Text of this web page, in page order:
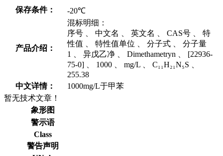
保存条件： -20℃
产品介绍：
混标明细：
序号 、 中文名 、 英文名 、 CAS号 、 特
性值 、 特性值单位 、 分子式 、 分子量
1 、 异戊乙净 、 Dimethametryn 、 [22936-
75-0] 、 1000 、 mg/L 、 C₁₁H₂₁N₅S 、
255.38
中文详情：
1000mg/L于甲苯
暂无技术文章！
象形图
警示语
Class
警告声明